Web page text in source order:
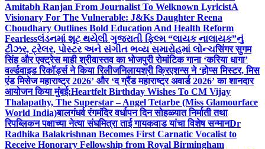
Amitabh Ranjan From Journalist To Welknown LyricistA
Visionary For The Vulnerable: J&Ks Daughter Reena
Choudhary Outlines Bold Education And Health Reform
Fearlessલંડનમાં શૂટ થયેલી ગુજરાતી ફિલ્મ “લાયક નાલાયક”નું
ટીઝર, ટ્રેલર, પોસ્ટર અને સંગીત ભવ્ય સમારોહમાં લોન્ચसिंगर सुगम
सिंह और एक्ट्रेस माही श्रीवास्तव का भोजपुरी रोमांटिक गाना ‘करिया धागा’
वर्ल्डवाइड रिकॉर्ड्स ने किया रिलीजनिलायश्री क्रिएशन्स ने ‘होप्स मिस्टर, मिस
एंड मिसेज महाराष्ट्र 2026’ और ‘द ग्रैंड महाराष्ट्र अवार्ड 2026’ का शानदार
आयोजन किया मुंबई:Heartfelt Birthday Wishes To CM Vijay
Thalapathy, The Superstar – Angel Tetarbe (Miss Glamourface
World India)बालगंधर्व रंगमंदिर वर्धापन दिन सोहळ्यात निर्माती तथा
रिपब्लिकन पक्षाच्या नेत्या संघमित्रा ताई गायकवाड यांचा विशेष सन्मानDr
Radhika Balakrishnan Becomes First Carnatic Vocalist to
Receive Honorary Fellowship from Royal Birmingham